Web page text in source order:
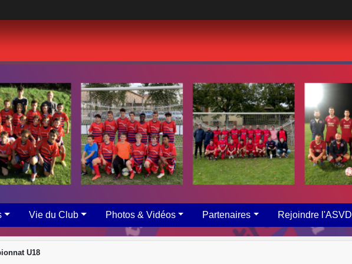
Vie du Club Photos & Vidéos Partenaires Rejoindre l'ASVD
U18